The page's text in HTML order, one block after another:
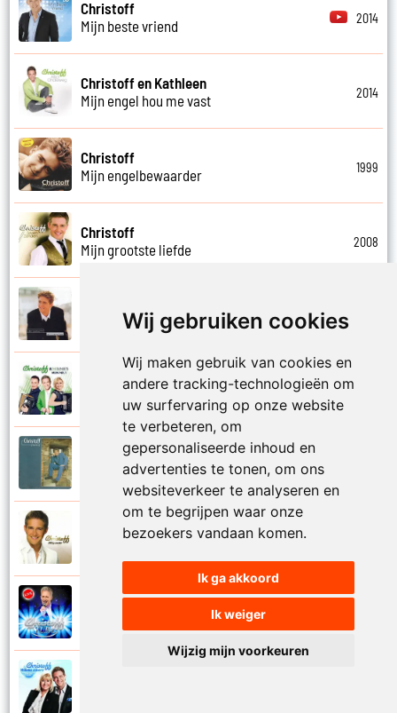
Wij gebruiken cookies
Wij maken gebruik van cookies en
andere tracking-technologieën om
uw surfervaring op onze website
te verbeteren, om
gepersonaliseerde inhoud en
advertenties te tonen, om ons
websiteverkeer te analyseren en
om te begrijpen waar onze
bezoekers vandaan komen.
Ik ga akkoord
Ik weiger
Wijzig mijn voorkeuren
Christoff
Mijn beste vriend
2014
Christoff en Kathleen
Mijn engel hou me vast
2014
Christoff
Mijn engelbewaarder
1999
Christoff
Mijn grootste liefde
2008
Mijn lot uit de loterij
Christoff en The Sunsets
Mijn nummer een
Christoff
Mijn plaats is bij jou
Christoff
Christoff